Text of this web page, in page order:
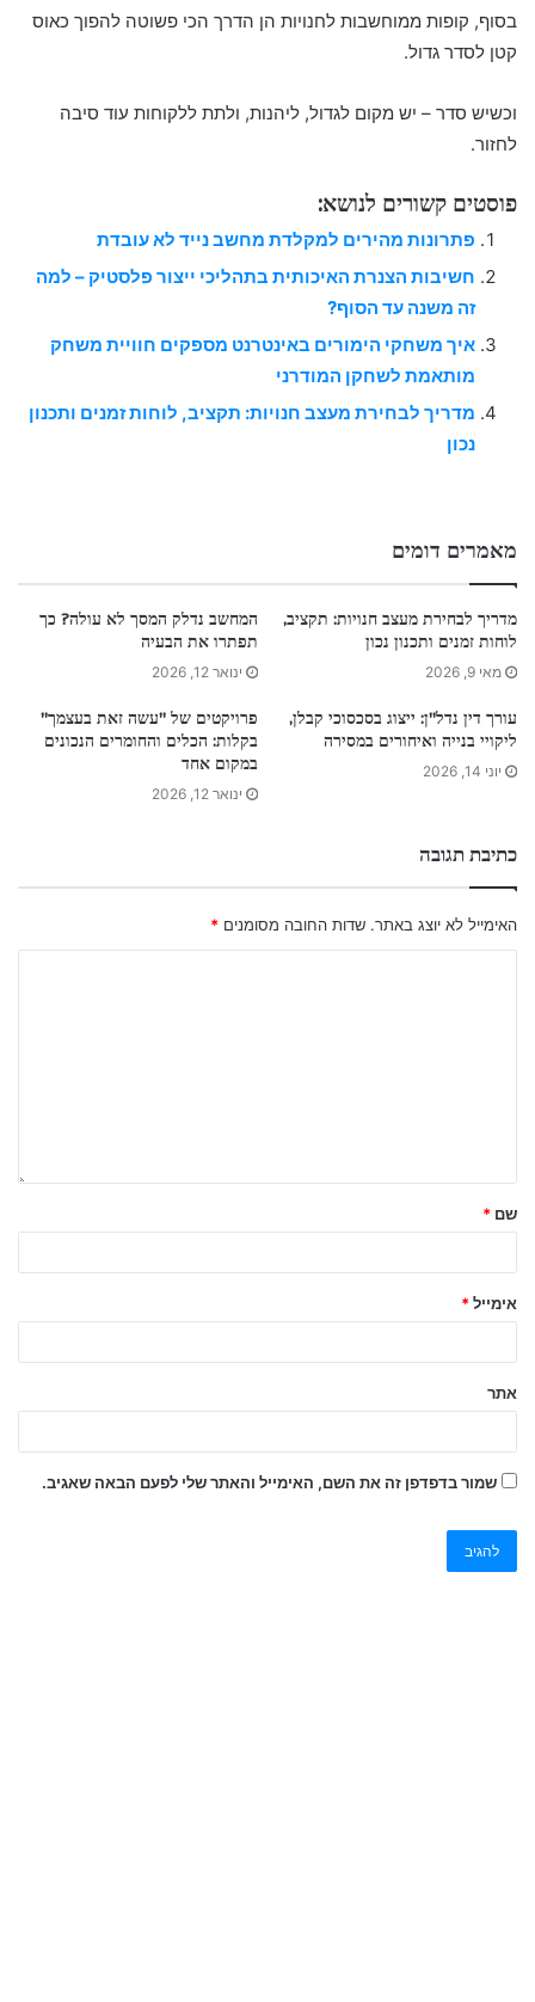
בסוף, קופות ממוחשבות לחנויות הן הדרך הכי פשוטה להפוך כאוס
קטן לסדר גדול.
וכשיש סדר – יש מקום לגדול, ליהנות, ולתת ללקוחות עוד סיבה
לחזור.
פוסטים קשורים לנושא:
פתרונות מהירים למקלדת מחשב נייד לא עובדת
חשיבות הצנרת האיכותית בתהליכי ייצור פלסטיק – למה
זה משנה עד הסוף?
איך משחקי הימורים באינטרנט מספקים חוויית משחק
מותאמת לשחקן המודרני
מדריך לבחירת מעצב חנויות: תקציב, לוחות זמנים ותכנון
נכון
מאמרים דומים
מדריך לבחירת מעצב חנויות: תקציב,
לוחות זמנים ותכנון נכון
מאי 9, 2026
המחשב נדלק המסך לא עולה? כך
תפתרו את הבעיה
ינואר 12, 2026
עורך דין נדל"ן: ייצוג בסכסוכי קבלן,
ליקויי בנייה ואיחורים במסירה
יוני 14, 2026
פרויקטים של "עשה זאת בעצמך"
בקלות: הכלים והחומרים הנכונים
במקום אחד
ינואר 12, 2026
כתיבת תגובה
האימייל לא יוצג באתר. שדות החובה מסומנים *
שם *
אימייל *
אתר
שמור בדפדפן זה את השם, האימייל והאתר שלי לפעם הבאה שאגיב.